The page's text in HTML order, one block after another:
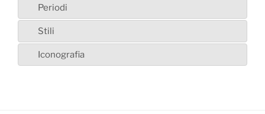
Periodi
Stili
Iconografia